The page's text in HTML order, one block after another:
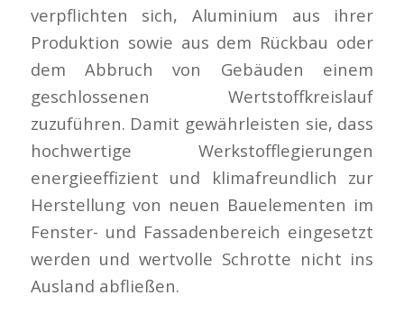
verpflichten sich, Aluminium aus ihrer
Produktion sowie aus dem Rückbau oder
dem Abbruch von Gebäuden einem
geschlossenen Wertstoffkreislauf
zuzuführen. Damit gewährleisten sie, dass
hochwertige Werkstofflegierungen
energieeffizient und klimafreundlich zur
Herstellung von neuen Bauelementen im
Fenster- und Fassadenbereich eingesetzt
werden und wertvolle Schrotte nicht ins
Ausland abfließen.